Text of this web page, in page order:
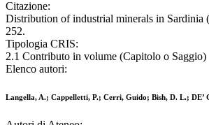
Citazione:
Distribution of industrial minerals in
252.
Tipologia CRIS:
2.1 Contributo in volume (Capitolo o Saggio)
Elenco autori:
Langella, A.; Cappelletti, P.; Cerri, Guido; Bish, D. L.; DE’